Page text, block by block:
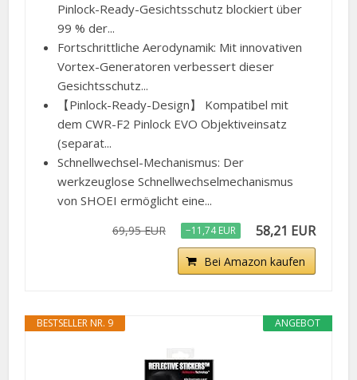
Pinlock-Ready-Gesichtsschutz blockiert über
99 % der...
Fortschrittliche Aerodynamik: Mit innovativen
Vortex-Generatoren verbessert dieser
Gesichtsschutz...
【Pinlock-Ready-Design】 Kompatibel mit
dem CWR-F2 Pinlock EVO Objektiveinsatz
(separat...
Schnellwechsel-Mechanismus: Der
werkzeuglose Schnellwechselmechanismus
von SHOEI ermöglicht eine...
69,95 EUR −11,74 EUR 58,21 EUR
Bei Amazon kaufen
ANGEBOT
BESTSELLER NR. 9